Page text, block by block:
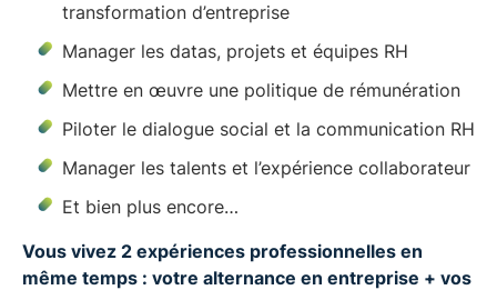
transformation d’entreprise
Manager les datas, projets et équipes RH
Mettre en œuvre une politique de rémunération
Piloter le dialogue social et la communication RH
Manager les talents et l’expérience collaborateur
Et bien plus encore…
Vous vivez 2 expériences professionnelles en
même temps : votre alternance en entreprise + vos